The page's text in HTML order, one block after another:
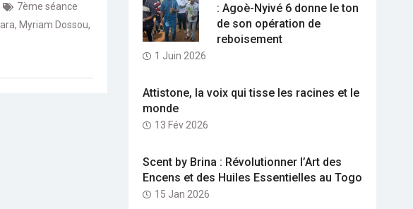
7ème séance
, Myriam Dossou,
: Agoè-Nyivé 6 donne le ton
de son opération de
reboisement
1 Juin 2026
Attistone, la voix qui tisse les racines et le
monde
13 Fév 2026
Scent by Brina : Révolutionner l’Art des
Encens et des Huiles Essentielles au Togo
15 Jan 2026